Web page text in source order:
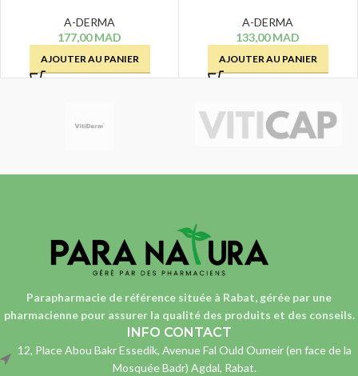
A-DERMA
177,00MAD
AJOUTER AU PANIER
200 ML
A-DERMA
133,00MAD
AJOUTER AU PANIER
Parapharmacie de référence située à Rabat, gérée par une
pharmaciennepour assurer la qualité des produits et des conseils.
INFO CONTACT
12, Place Abou Bakr Essedik, Avenue Fal Ould Oumeir (en face de la
Mosquée Badr) Agdal, Rabat.